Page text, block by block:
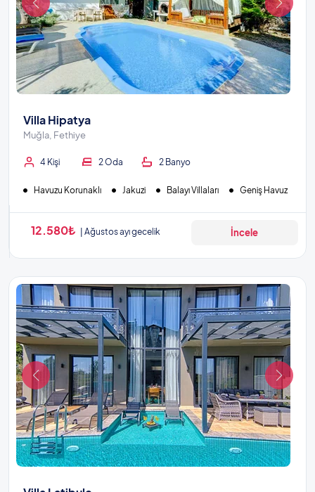
Villa Hipatya
Muğla, Fethiye
4 Kişi 2 Oda 2 Banyo
Havuzu Korunaklı Jakuzi Balayı Villaları Geniş Havuz
12.580₺ Ağustos ayı gecelik İncele